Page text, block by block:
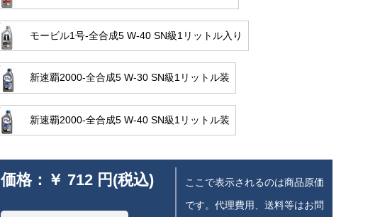
モービル1号-全合成5 W-40 SN級1リットル入り
新速覇2000-全合成5 W-30 SN級1リットル装
新速覇2000-全合成5 W-40 SN級1リットル装
価格： ￥ 712 円(税込)
ここで表示されるのは商品原価
です。代理費用、送料等はお問